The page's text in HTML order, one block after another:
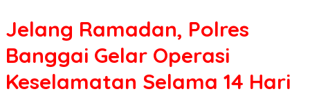
Banggai
Operasi
Selama
Jelang Ramadan, Polres
Banggai Gelar Operasi
Keselamatan Selama 14 Hari